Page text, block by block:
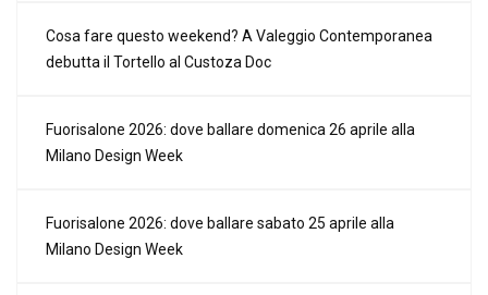
Cosa fare questo weekend? A Valeggio Contemporanea
debutta il Tortello al Custoza Doc
Fuorisalone 2026: dove ballare domenica 26 aprile alla
Milano Design Week
Fuorisalone 2026: dove ballare sabato 25 aprile alla
Milano Design Week